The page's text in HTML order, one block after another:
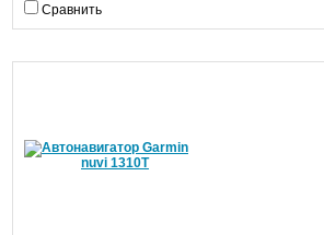
Сравнить